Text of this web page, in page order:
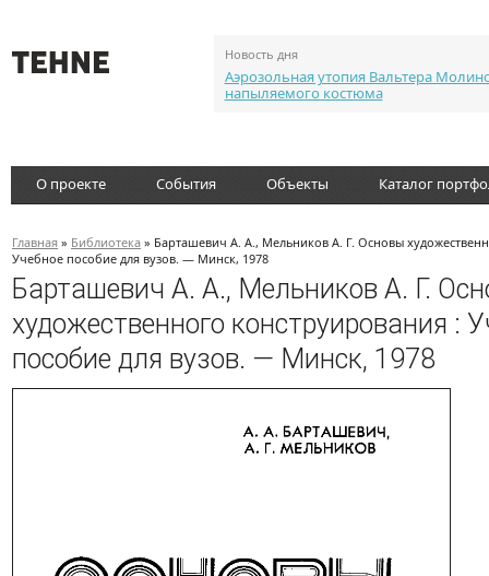
Новость дня
Аэрозольная утопия Вальтера
напыляемого костюма
О проекте События Объекты Каталог
Главная » Библиотека » Барташевич А. А., Мельников А. Г. Основы
Учебное пособие для вузов. — Минск, 1978
Барташевич А. А., Мельников А. Г.
художественного конструирования :
пособие для вузов. — Минск, 1978